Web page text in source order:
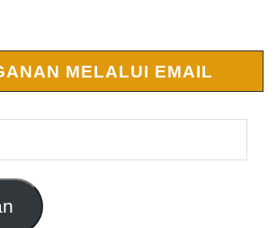
MELALUI EMAIL